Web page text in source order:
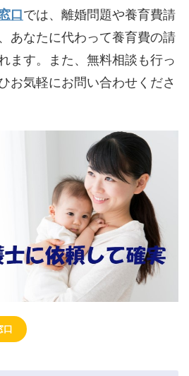
口では、離婚問題や養育費請
あなたに代わって養育費の請
ます。また、無料相談も行っ
お気軽にお問い合わせくださ
口